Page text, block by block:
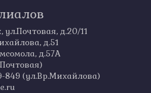
ул.Почтовая, д.20/11
д.51
д.57А
849 (ул.Вр.Михайлова)